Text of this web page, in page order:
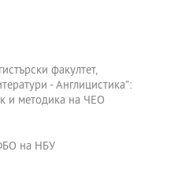
факултет,
- Англицистика”:
и методика на ЧЕО
на НБУ